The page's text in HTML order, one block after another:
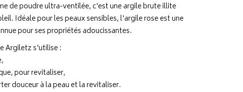
de poudre ultra-ventilée, c'est une argile brute illite
Idéale pour les peaux sensibles, l'argile rose est une
pour ses propriétés adoucissantes.
Argiletz s'utilise :
pour revitaliser,
douceur à la peau et la revitaliser.